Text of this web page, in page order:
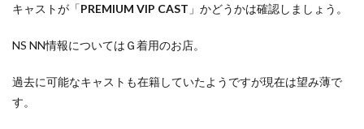
キャストが「PREMIUM VIP CAST 」かどうかは確認しましょう。
NS NN情報についてはＧ着用のお店。
過去に可能なキャストも在籍していたようですが現在は望み薄で
す。